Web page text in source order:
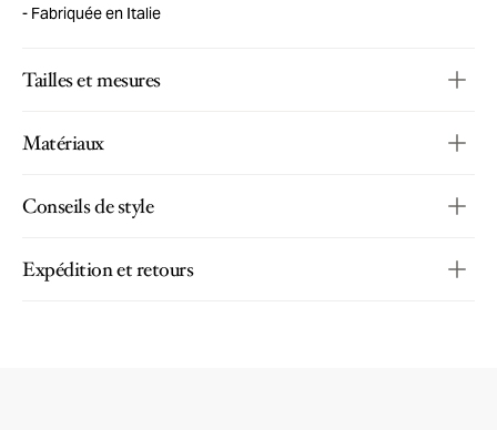
Fabriquée en Italie
Tailles et mesures
Matériaux
Conseils de style
Expédition et retours